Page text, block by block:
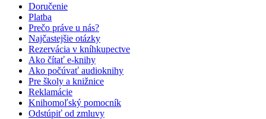
Doručenie
Platba
Prečo práve u nás?
Najčastejšie otázky
Rezervácia v kníhkupectve
Ako čítať e-knihy
Ako počúvať audioknihy
Pre školy a knižnice
Reklamácie
Knihomoľský pomocník
Odstúpiť od zmluvy